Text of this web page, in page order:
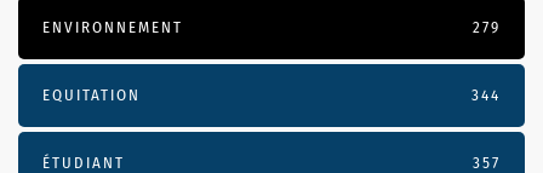
ENVIRONNEMENT 279
EQUITATION 344
ÉTUDIANT 357